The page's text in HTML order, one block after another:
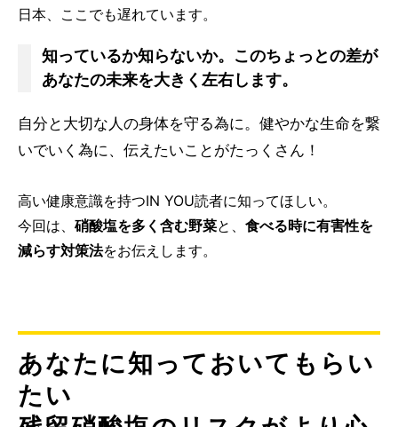
日本、ここでも遅れています。
知っているか知らないか。このちょっとの差が
あなたの未来を大きく左右します。
自分と大切な人の身体を守る為に。健やかな生命を繋
いでいく為に、伝えたいことがたっくさん！
高い健康意識を持つIN YOU読者に知ってほしい。
今回は、 硝酸塩を多く含む野菜と、 食べる時に有害性を
減らす対策法をお伝えします。
あなたに知っておいてもらい
たい